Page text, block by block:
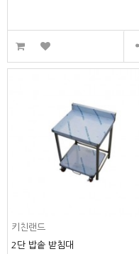
키친랜드
2단 밥솥 받침대